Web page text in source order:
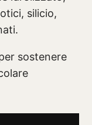
silicio,
sostenere